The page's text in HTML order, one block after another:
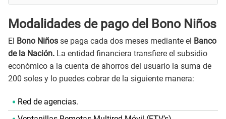
Modalidades de pago del Bono Niños
El Bono Niños se paga cada dos meses mediante el Banco
de la Nación. La entidad financiera transfiere el subsidio
económico a la cuenta de ahorros del usuario la suma de
200 soles y lo puedes cobrar de la siguiente manera:
Red de agencias.